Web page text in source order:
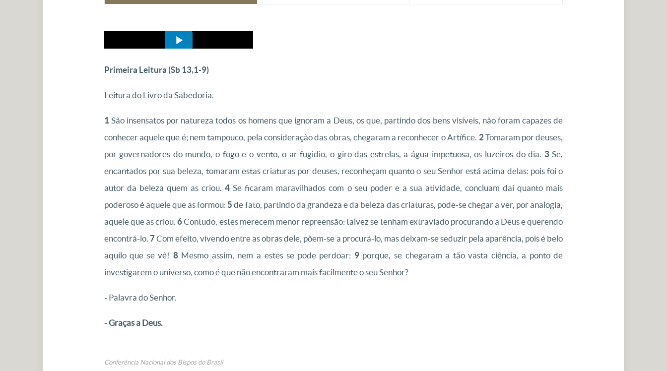
Primeira Leitura (Sb 13,1-9)
Leitura do Livro da Sabedoria.
1 São insensatos por natureza todos os homens que ignoram a Deus, os que, partindo dos bens visíveis, não foram capazes de
conhecer aquele que é; nem tampouco, pela consideração das obras, chegaram a reconhecer o Artífice. 2 Tomaram por deuses,
por governadores do mundo, o fogo e o vento, o ar fugidio, o giro das estrelas, a água impetuosa, os luzeiros do dia. 3Se,
encantados por sua beleza, tomaram estas criaturas por deuses, reconheçam quanto o seu Senhor está acima delas: pois foi o
autor da beleza quem as criou.4 Se ficaram maravilhados com o seu poder e a sua atividade, concluam daí quanto mais
poderoso é aquele que as formou:5 de fato, partindo da grandeza e da beleza das criaturas, pode-se chegar a ver, por analogia,
aquele que as criou.6Contudo, estes merecem menor repreensão: talvez se tenham extraviado procurando a Deus e querendo
encontrá-lo. 7Com efeito, vivendo entre as obras dele, põem-se a procurá-lo, mas deixam-se seduzir pela aparência, pois é belo
aquilo que se vê! 8Mesmo assim, nem a estes se pode perdoar: 9porque, se chegaram a tão vasta ciência, a ponto de
investigarem o universo, como é que não encontraram mais facilmente o seu Senhor?
- Palavra do Senhor.
- Graças a Deus.
Conferência Nacional dos Bispos do Brasil